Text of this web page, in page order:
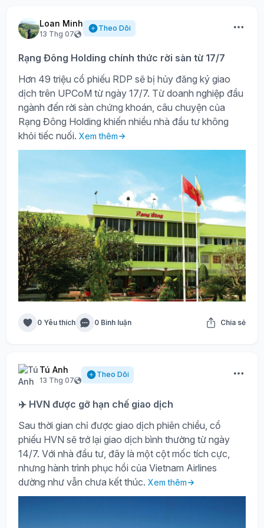
Loan Minh
13 Thg 07
Theo Dõi
Rạng Đông Holding chính thức rời sàn từ 17/7
Hơn 49 triệu cổ phiếu RDP sẽ bị hủy đăng ký giao
dịch trên UPCoM từ ngày 17/7. Từ doanh nghiệp đầu
ngành đến rời sàn chứng khoán, câu chuyện của
Rạng Đông Holding khiến nhiều nhà đầu tư không
khỏi tiếc nuối. Xem thêm
0 Yêu thích 0 Bình luận Chia sẻ
Tú Anh
13 Thg 07
Theo Dõi
✈️ HVN được gỡ hạn chế giao dịch
Sau thời gian chỉ được giao dịch phiên chiều, cổ
phiếu HVN sẽ trở lại giao dịch bình thường từ ngày
14/7. Với nhà đầu tư, đây là một cột mốc tích cực,
nhưng hành trình phục hồi của Vietnam Airlines
dường như vẫn chưa kết thúc. Xem thêm